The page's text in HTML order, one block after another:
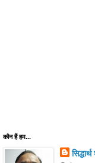
कौन हैं हम...